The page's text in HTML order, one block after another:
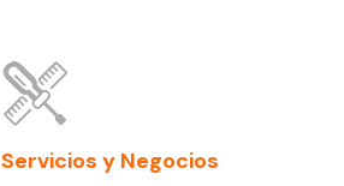
Servicios y Negocios